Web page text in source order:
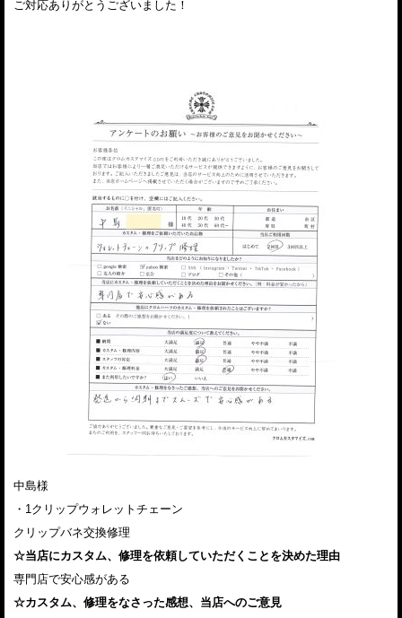
ご対応ありがとうございました！
中島様
・1クリップウォレットチェーン
クリップバネ交換修理
☆当店にカスタム、修理を依頼していただくことを決めた理由
専門店で安心感がある
☆カスタム、修理をなさった感想、当店へのご意見